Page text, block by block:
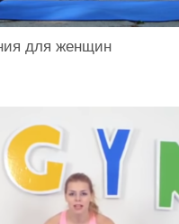
для женщин